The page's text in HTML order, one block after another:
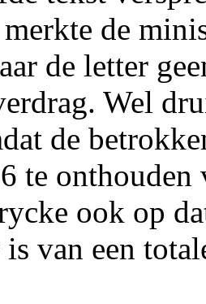
de
de letter
Wel
de
te onthouden
ook op
van een